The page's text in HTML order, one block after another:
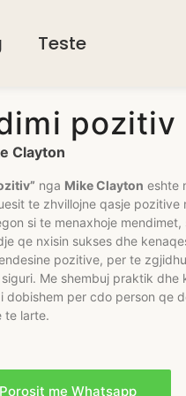
Teste
pozitiv
Clayton
nga Mike Clayton eshte
te zhvillojne qasje
si te menaxhoje
qe nxisin sukses dhe
pozitive, per te
Me shembuj praktik
dobishem per cdo person qe
te larte.
Porosit me Whatsapp